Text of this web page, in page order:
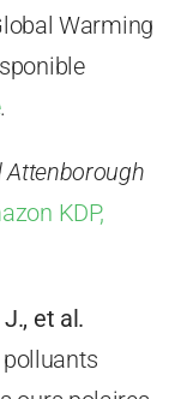
Warming
.
Attenborough
KDP,
et al.